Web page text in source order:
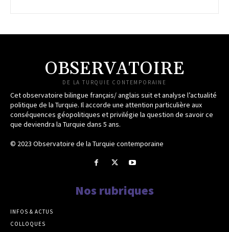
OBSERVATOIRE
DE LA TURQUIE CONTEMPORAINE
Cet observatoire bilingue français/ anglais suit et analyse l’actualité
politique de la Turquie. Il accorde une attention particulière aux
conséquences géopolitiques et privilégie la question de savoir ce
que deviendra la Turquie dans 5 ans.
© 2023 Observatoire de la Turquie contemporaine
Nos rubriques
INFOS & ACTUS
COLLOQUES